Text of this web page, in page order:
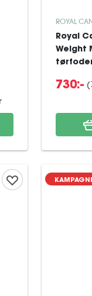
ROYAL
Royal
Weight
730:- (